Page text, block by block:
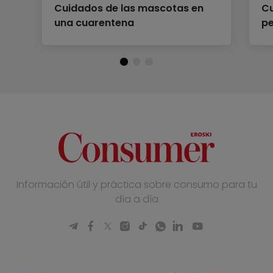
Cuidados de las mascotas en
una cuarentena
Información útil y práctica sobre consumo para tu
día a día